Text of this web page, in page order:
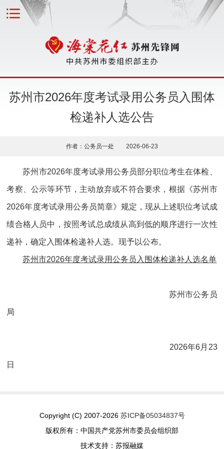
苏州市2026年度考试录用公务员入围体
检递补人选公告
作者：公务员一处 2026-06-23
苏州市2026年度考试录用公务员部分职位考生在体检、
考察、公示等环节，主动放弃或不符合要求，根据《苏州市
2026年度考试录用公务员简章》规定，现从上述职位考试成
绩合格人员中，按照考试总成绩从高到低的顺序进行一次性
递补，确定入围体检递补人选。现予以公布。
苏州市2026年度考试录用公务员入围体检递补人选名单
苏州市公务员
局
2026年6月23
日
Copyright (C) 2007-2026 苏ICP备05034837号
版权所有：中国共产党苏州市委员会组织部
技术支持：苏报融媒